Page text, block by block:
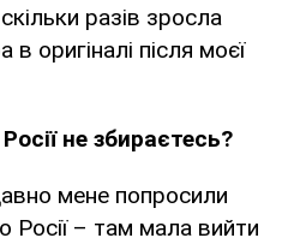
разів зросла
оригіналі після моєї
не збираєтесь?
мене попросили
Росії – там мала вийти